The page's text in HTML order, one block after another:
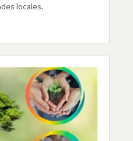
locales.